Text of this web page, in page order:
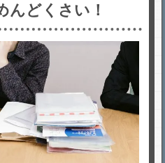
んどくさい！